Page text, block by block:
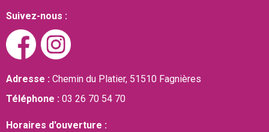
Suivez-nous :
Adresse : Chemin du Platier, 51510 Fagnières
Téléphone : 03 26 70 54 70
Horaires d'ouverture :